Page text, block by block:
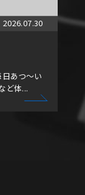
2026.07.30
日あつ～い
ど体...